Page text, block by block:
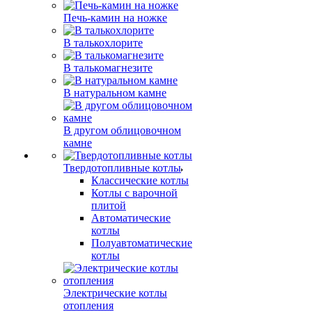
Печь-камин на ножке
В талькохлорите
В талькомагнезите
В натуральном камне
В другом облицовочном
камне
Твердотопливные котлы
Классические котлы
Котлы с варочной
плитой
Автоматические
котлы
Полуавтоматические
котлы
Электрические котлы
отопления